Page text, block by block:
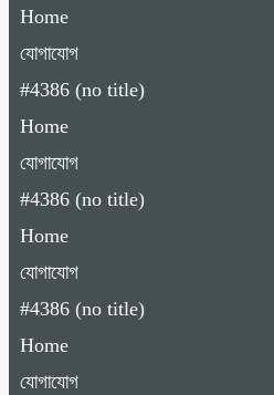
Home
যোগাযোগ
#4386 (no title)
Home
যোগাযোগ
#4386 (no title)
Home
যোগাযোগ
#4386 (no title)
Home
যোগাযোগ